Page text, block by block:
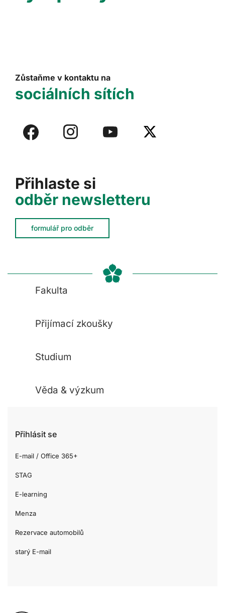
Přihlaste si
odběr newsletteru
formulář pro odběr
Zůstaňme v kontaktu na
sociálních sítích
Fakulta
Přijímací zkoušky
Studium
Věda & výzkum
Přihlásit se
E-mail / Office 365+
STAG
E-learning
Menza
Rezervace automobilů
starý E-mail